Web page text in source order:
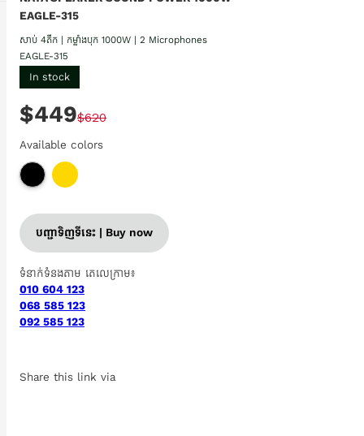
EAGLE-315
សាប់ 4តឹក | កម្លាំងបុក 1000W | 2 Microphones
EAGLE-315
In stock
$449$620
Available colors
បញ្ជាទិញទីនេះ | Buy now
ទំនាក់ទំនងតាម តេលេក្រាម៖
010 604 123
068 585 123
092 585 123
Share this link via